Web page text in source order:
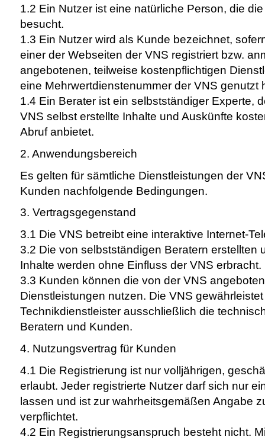
1.2 Ein Nutzer ist eine natürliche Person, die
besucht.
1.3 Ein Nutzer wird als Kunde bezeichnet,
einer der Webseiten der VNS registriert bzw.
angebotenen, teilweise kostenpflichtigen
eine Mehrwertdienstenummer der VNS genutzt
1.4 Ein Berater ist ein selbstständiger Experte,
VNS selbst erstellte Inhalte und Auskünfte
Abruf anbietet.
2. Anwendungsbereich
Es gelten für sämtliche Dienstleistungen der
Kunden nachfolgende Bedingungen.
3. Vertragsgegenstand
3.1 Die VNS betreibt eine interaktive Internet-
3.2 Die von selbstständigen Beratern erstellten
Inhalte werden ohne Einfluss der VNS erbracht.
3.3 Kunden können die von der VNS
Dienstleistungen nutzen. Die VNS
Technikdienstleister ausschließlich die
Beratern und Kunden.
4. Nutzungsvertrag für Kunden
4.1 Die Registrierung ist nur volljährigen,
erlaubt. Jeder registrierte Nutzer darf sich nur
lassen und ist zur wahrheitsgemäßen Angabe
verpflichtet.
4.2 Ein Registrierungsanspruch besteht nicht.